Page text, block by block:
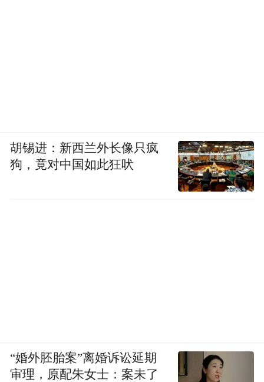
胡锡进：新西兰外长像只疯
狗，竟对中国如此狂吠
“婚外胚胎案”离婚诉讼延期
审理，原配朱女士：案未了